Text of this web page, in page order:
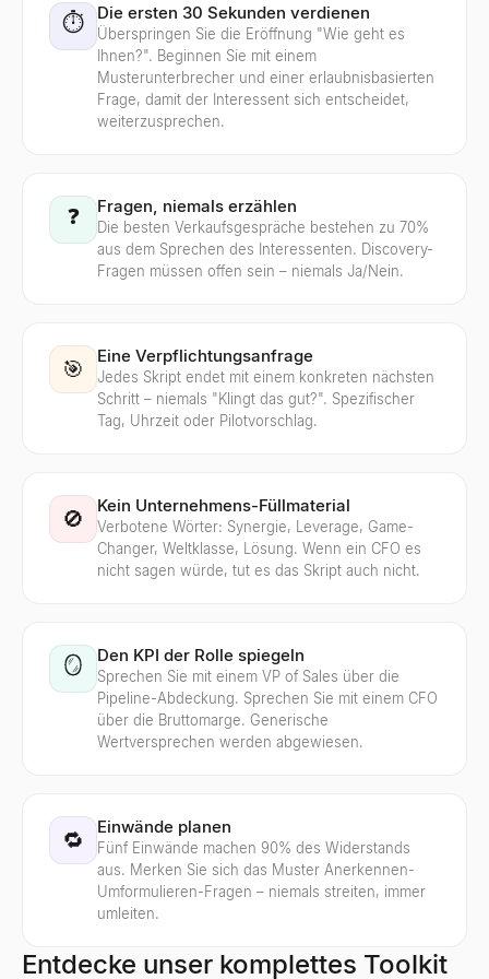
⏱️ Die ersten 30 Sekunden verdienen
Überspringen Sie die Eröffnung "Wie geht es
Ihnen?". Beginnen Sie mit einem
Musterunterbrecher und einer erlaubnisbasierten
Frage, damit der Interessent sich entscheidet,
weiterzusprechen.
❓ Fragen, niemals erzählen
Die besten Verkaufsgespräche bestehen zu 70%
aus dem Sprechen des Interessenten. Discovery-
Fragen müssen offen sein – niemals Ja/Nein.
🎯
Eine Verpflichtungsanfrage
Jedes Skript endet mit einem konkreten nächsten
Schritt – niemals "Klingt das gut?". Spezifischer
Tag, Uhrzeit oder Pilotvorschlag.
🚫
Kein Unternehmens-Füllmaterial
Verbotene Wörter: Synergie, Leverage, Game-
Changer, Weltklasse, Lösung. Wenn ein CFO es
nicht sagen würde, tut es das Skript auch nicht.
🪞 Den KPI der Rolle spiegeln
Sprechen Sie mit einem VP of Sales über die
Pipeline-Abdeckung. Sprechen Sie mit einem CFO
über die Bruttomarge. Generische
Wertversprechen werden abgewiesen.
🔁
Einwände planen
Fünf Einwände machen 90% des Widerstands
aus. Merken Sie sich das Muster Anerkennen-
Umformulieren-Fragen – niemals streiten, immer
umleiten.
Entdecke unser komplettes Toolkit